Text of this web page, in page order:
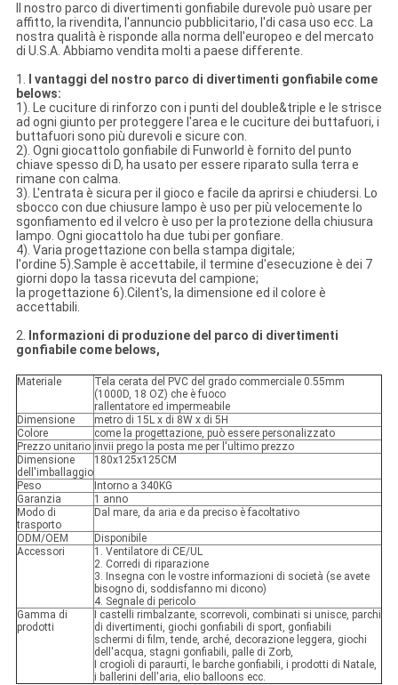
Il nostro parco di divertimenti gonfiabile durevole può usare per
affitto, la rivendita, l'annuncio pubblicitario, l'di casa uso ecc. La
nostra qualità è risponde alla norma dell'europeo e del mercato
di U.S.A. Abbiamo vendita molti a paese differente.
1.
I vantaggi del nostro parco di divertimenti gonfiabile come
belows:
1). Le cuciture di rinforzo con i punti del double&triple e le strisce
ad ogni giunto per proteggere l'area e le cuciture dei buttafuori, i
buttafuori sono più durevoli e sicure con.
2). Ogni giocattolo gonfiabile di Funworld è fornito del punto
chiave spesso di D, ha usato per essere riparato sulla terra e
rimane con calma.
3). L'entrata è sicura per il gioco e facile da aprirsi e chiudersi. Lo
sbocco con due chiusure lampo è uso per più velocemente lo
sgonfiamento ed il velcro è uso per la protezione della chiusura
lampo. Ogni giocattolo ha due tubi per gonfiare.
4). Varia progettazione con bella stampa digitale;
l'ordine 5).Sample è accettabile, il termine d'esecuzione è dei 7
giorni dopo la tassa ricevuta del campione;
la progettazione 6).Cilent's, la dimensione ed il colore è
accettabili.
2. Informazioni di produzione del parco di divertimenti
gonfiabile come belows,
Materiale
Tela cerata del PVC del grado commerciale 0.55mm
(1000D, 18 OZ) che è fuoco
rallentatore ed impermeabile
Dimensione
metro di 15L x di 8W x di 5H
Colore
come la progettazione, può essere personalizzato
Prezzo unitario invii prego la posta me per l'ultimo prezzo
Dimensione
dell'imballaggio
180x125x125CM
Peso
Intorno a 340KG
Garanzia
1 anno
Modo di
trasporto
Dal mare, da aria e da preciso è facoltativo
ODM/OEM
Disponibile
Accessori
1. Ventilatore di CE/UL
2. Corredi di riparazione
3. Insegna con le vostre informazioni di società (se avete
bisogno di, soddisfanno mi dicono)
4. Segnale di pericolo
Gamma di
prodotti
I castelli rimbalzante, scorrevoli, combinati si unisce, parchi
di divertimenti, giochi gonfiabili di sport, gonfiabili
schermi di film, tende, arché, decorazione leggera, giochi
dell'acqua, stagni gonfiabili, palle di Zorb,
I crogioli di paraurti, le barche gonfiabili, i prodotti di Natale,
i ballerini dell'aria, elio balloons ecc.